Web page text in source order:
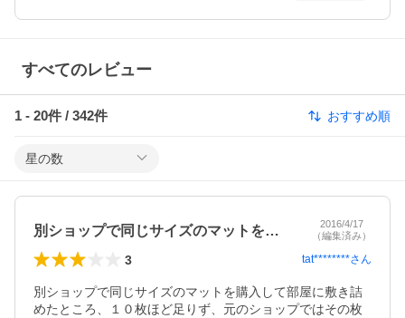
すべてのレビュー
1 - 20件 / 342件 おすすめ順
星の数
別ショップで同じサイズのマットを購入し…
2016/4/17
（編集済み）
3 tat********さん
別ショップで同じサイズのマットを購入して部屋に敷き詰
めたところ、１０枚ほど足りず、元のショップではその枚